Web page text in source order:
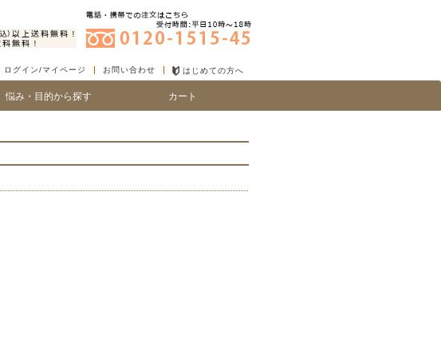
ログイン/マイページ お問い合わせ はじめての方へ
悩み・目的から探す カート